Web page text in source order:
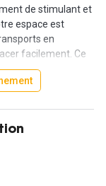
de stimulant et
espace est
en
facilement. Ce
postes de
de travail
Internet haut débit,
Vous aurez
aider à gérer votre